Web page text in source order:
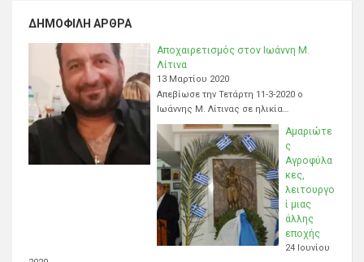
ΔΗΜΟΦΙΛΉ ΆΡΘΡΑ
Αποχαιρετισμός στον Ιωάννη Μ.
Λίτινα
13 Μαρτίου 2020
Απεβίωσε την Τετάρτη 11-3-2020 ο
Ιωάννης Μ. Λίτινας σε ηλικία…
Αμαριώτε
ς
Αγροφύλα
κες,
λειτουργο
ί μιας
άλλης
εποχής
24 Ιουνίου